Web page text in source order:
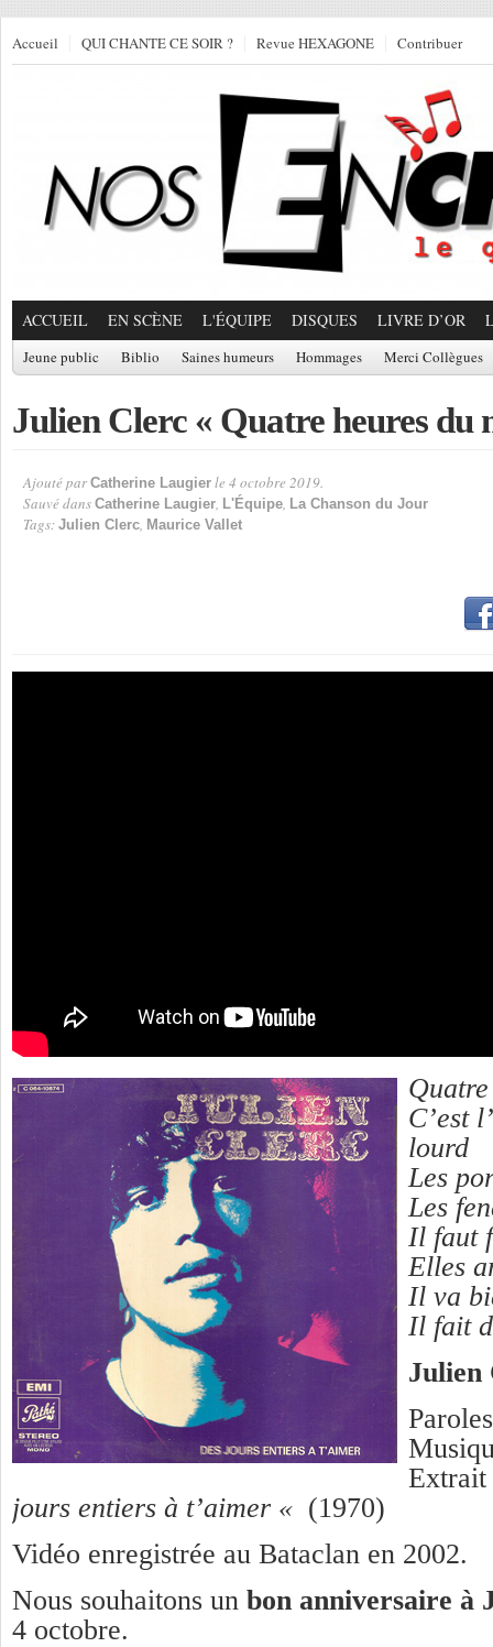
Accueil QUI CHANTE CE SOIR ? Revue HEXAGONE Contribuer
ACCUEIL EN SCÈNE L'ÉQUIPE DISQUES LIVRE D’OR
Jeune public Biblio Saines humeurs Hommages Merci Collègues
Julien Clerc « Quatre heures du
Ajouté par Catherine Laugier le 4 octobre 2019.
Sauvé dans Catherine Laugier, L'Équipe, La Chanson du Jour
Tags: Julien Clerc, Maurice Vallet
C’est
lourd
Les
Les
Il faut
Elles
Il va
Il fait
Julien
Extrait
jours entiers à t’aimer « (1970)
Vidéo enregistrée au Bataclan en 2002.
Nous souhaitons un bon anniversaire à
4 octobre.